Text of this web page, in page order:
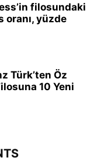
filosundaki
oranı, yüzde
Türk’ten Öz
10 Yeni